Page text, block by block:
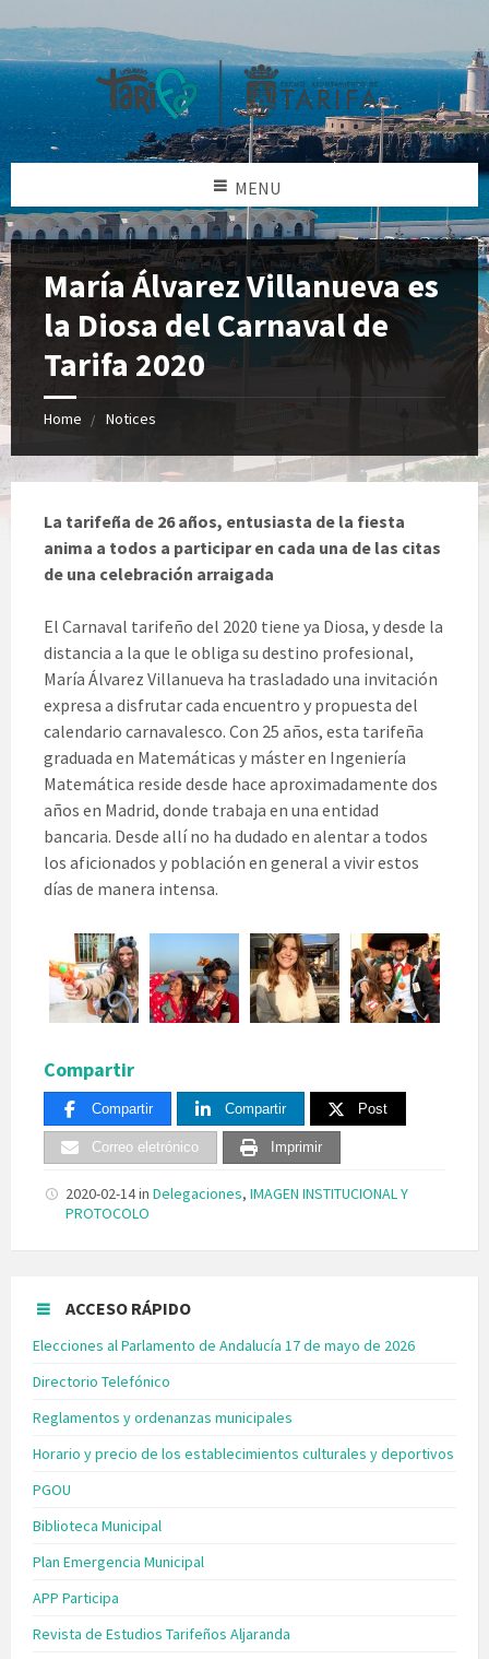
MENU
María Álvarez Villanueva es
la Diosa del Carnaval de
Tarifa 2020
Home Notices
La tarifeña de 26 años, entusiasta de la fiesta
anima a todos a participar en cada una de las citas
de una celebración arraigada
El Carnaval tarifeño del 2020 tiene ya Diosa, y desde la
distancia a la que le obliga su destino profesional,
María Álvarez Villanueva ha trasladado una invitación
expresa a disfrutar cada encuentro y propuesta del
calendario carnavalesco. Con 25 años, esta tarifeña
graduada en Matemáticas y máster en Ingeniería
Matemática reside desde hace aproximadamente dos
años en Madrid, donde trabaja en una entidad
bancaria. Desde allí no ha dudado en alentar a todos
los aficionados y población en general a vivir estos
días de manera intensa.
Compartir
Compartir Compartir Post
Correo eletrónico Imprimir
2020-02-14in Delegaciones, IMAGEN INSTITUCIONAL Y
PROTOCOLO
ACCESO RÁPIDO
Elecciones al Parlamento de Andalucía 17 de mayo de 2026
Directorio Telefónico
Reglamentos y ordenanzas municipales
Horario y precio de los establecimientos culturales y deportivos
PGOU
Biblioteca Municipal
Plan Emergencia Municipal
APP Participa
Revista de Estudios Tarifeños Aljaranda